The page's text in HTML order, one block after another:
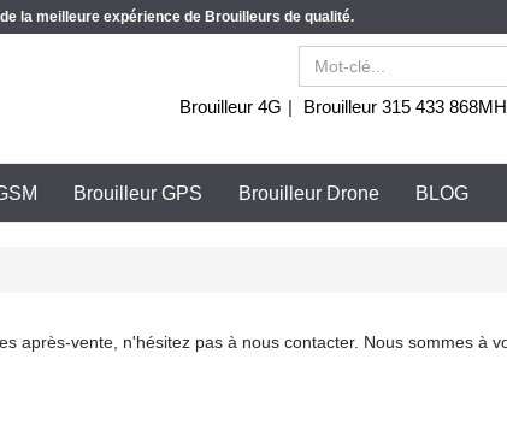
la meilleure expérience de Brouilleurs de qualité.
Brouilleur 4G | Brouilleur 315 433
Brouilleur GPS Brouilleur Drone BLOG
après-vente, n'hésitez pas à nous contacter. Nous sommes à